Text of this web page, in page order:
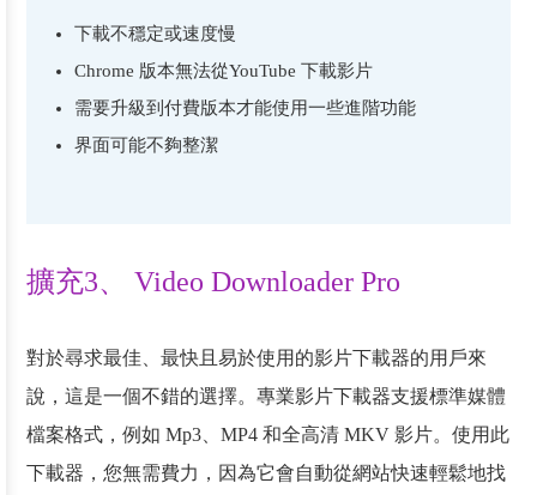
下載不穩定或速度慢
Chrome 版本無法從YouTube 下載影片
需要升級到付費版本才能使用一些進階功能
界面可能不夠整潔
擴充3、 Video Downloader Pro
對於尋求最佳、最快且易於使用的影片下載器的用戶來
說，這是一個不錯的選擇。專業影片下載器支援標準媒體
檔案格式，例如 Mp3、MP4 和全高清 MKV 影片。使用此
下載器，您無需費力，因為它會自動從網站快速輕鬆地找